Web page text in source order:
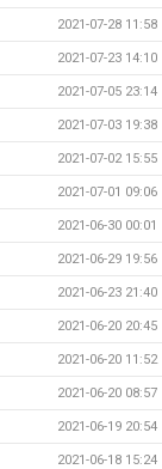
2021-07-28 11:58
2021-07-23 14:10
2021-07-05 23:14
2021-07-03 19:38
2021-07-02 15:55
2021-07-01 09:06
2021-06-30 00:01
2021-06-29 19:56
2021-06-23 21:40
2021-06-20 20:45
2021-06-20 11:52
2021-06-20 08:57
2021-06-19 20:54
2021-06-18 15:24